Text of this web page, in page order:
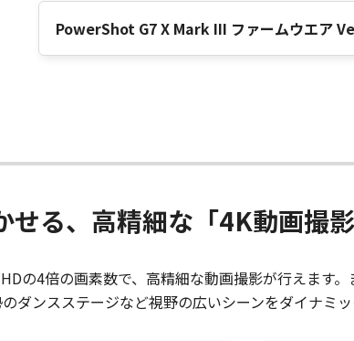
PowerShot G7 X Mark III ファームウエア
る、高精細な「4K動画撮影
の4倍の画素数で、高精細な動画撮影が行えます
ダンスステージなど視野の広いシーンをダイナミッ